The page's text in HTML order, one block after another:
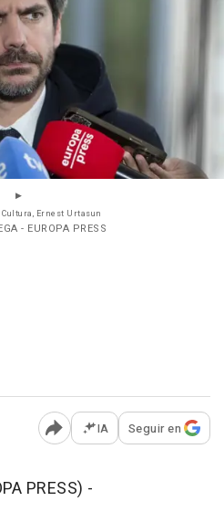
Ernest Urtasun
- EUROPA PRESS
Abrir opciones para
IA Seguir en
PRESS) -